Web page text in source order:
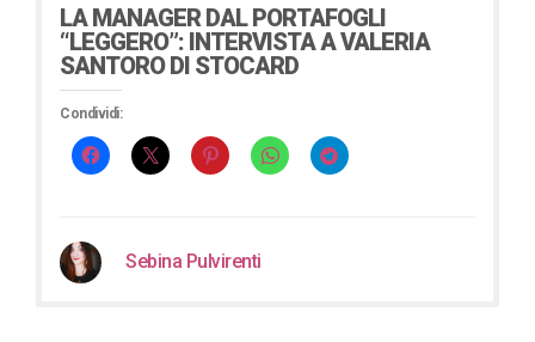
LA MANAGER DAL PORTAFOGLI
“LEGGERO”: INTERVISTA A VALERIA
SANTORO DI STOCARD
Condividi:
Sebina Pulvirenti